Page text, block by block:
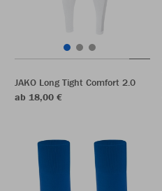
JAKO Long Tight Comfort 2.0
ab 18,00 €